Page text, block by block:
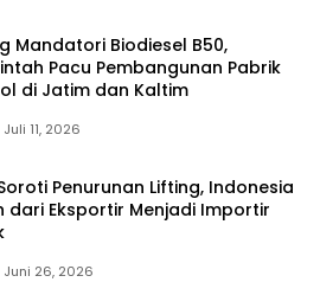
Mandatori Biodiesel B50,
Pacu Pembangunan Pabrik
di Jatim dan Kaltim
Juli 11, 2026
Penurunan Lifting, Indonesia
dari Eksportir Menjadi Importir
Juni 26, 2026